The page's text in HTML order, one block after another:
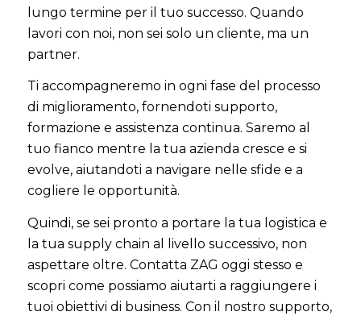
lungo termine per il tuo successo. Quando
lavori con noi, non sei solo un cliente, ma un
partner.
Ti accompagneremo in ogni fase del processo
di miglioramento, fornendoti supporto,
formazione e assistenza continua. Saremo al
tuo fianco mentre la tua azienda cresce e si
evolve, aiutandoti a navigare nelle sfide e a
cogliere le opportunità.
Quindi, se sei pronto a portare la tua logistica e
la tua supply chain al livello successivo, non
aspettare oltre. Contatta ZAG oggi stesso e
scopri come possiamo aiutarti a raggiungere i
tuoi obiettivi di business. Con il nostro supporto,